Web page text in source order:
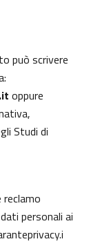
può scrivere
oppure
Studi di
personali ai